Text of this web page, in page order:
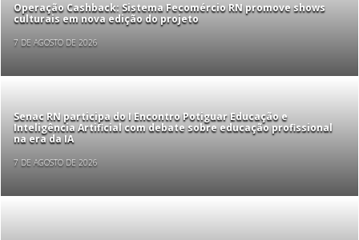
Operação Cashback: Sistema Fecomércio RN promove shows
culturais em nova edição do projeto
7 DE AGOSTO DE 2026
Senac RN participa do I Encontro Potiguar Educação e
Inteligência Artificial com debate sobre educação profissional
na era da IA
7 DE AGOSTO DE 2026